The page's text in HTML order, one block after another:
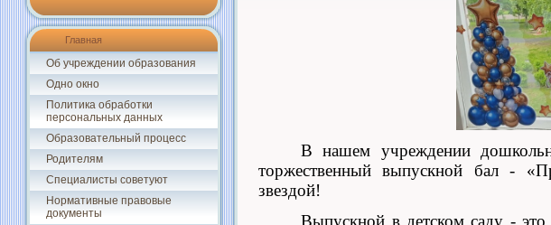
Главная
Об учреждении образования
Одно окно
Политика обработки
персональных данных
Образовательный процесс
Родителям
Специалисты советуют
Нормативные правовые
документы
В нашем учреждении
торжественный выпускной бал -
звездой!
Выпускной в детском саду -